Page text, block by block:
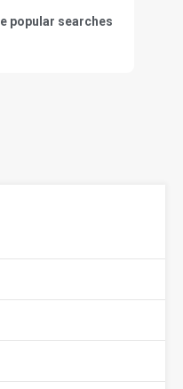
popular searches